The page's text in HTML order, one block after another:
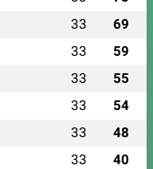
33 69
33 59
33 55
33 54
33 48
33 40